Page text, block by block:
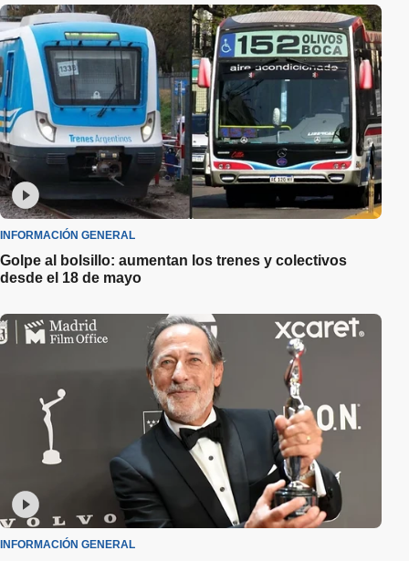
INFORMACIÓN GENERAL
Golpe al bolsillo: aumentan los trenes y colectivos
desde el 18 de mayo
INFORMACIÓN GENERAL